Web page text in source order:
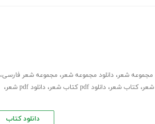
مجموعه شعر، دانلود مجموعه شعر، مجموعه شعر فارسی،
، کتاب شعر، دانلود pdf کتاب شعر ، دانلود pdf شعر
،
دانلود کتاب